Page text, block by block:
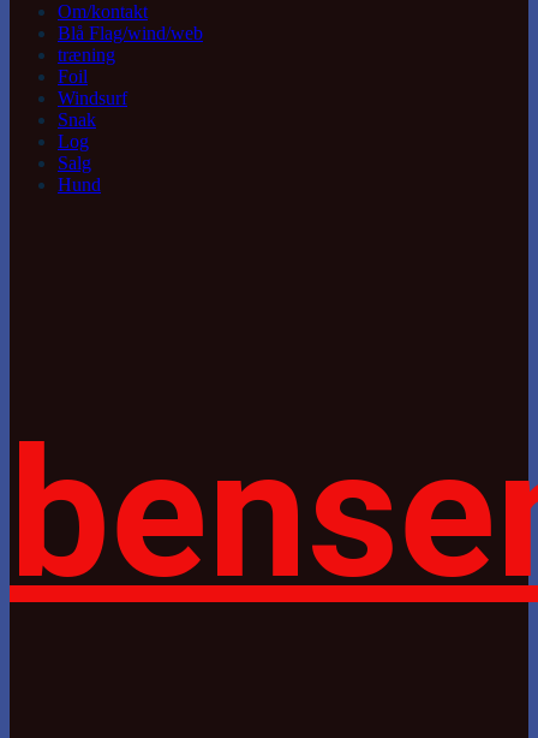
Om/kontakt
Blå Flag/wind/web
træning
Foil
Windsurf
Snak
Log
Salg
Hund